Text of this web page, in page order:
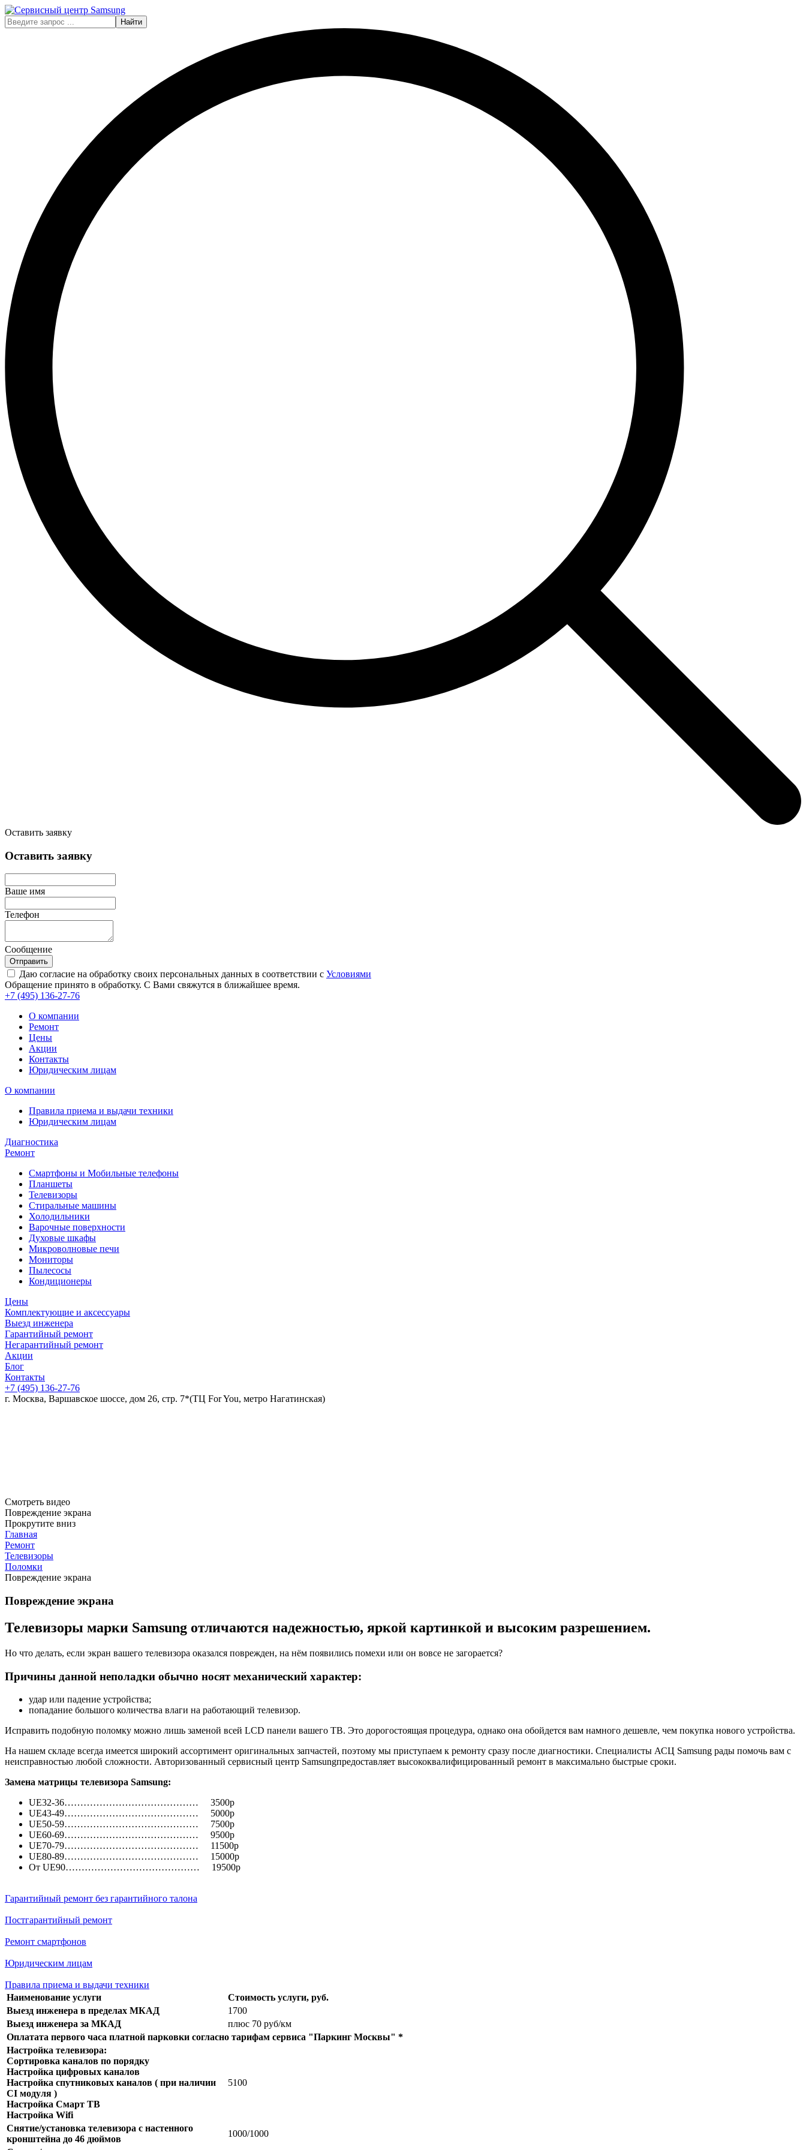
Найти
Оставить заявку
Оставить заявку
Ваше имя
Телефон
Сообщение
Отправить
Даю согласие на обработку своих персональных данных в соответствии с Условиями
Обращение принято в обработку. С Вами свяжутся в ближайшее время.
+7 (495) 136-27-76
О компании
Ремонт
Цены
Акции
Контакты
Юридическим лицам
О компании
Правила приема и выдачи техники
Юридическим лицам
Диагностика
Ремонт
Смартфоны и Мобильные телефоны
Планшеты
Телевизоры
Стиральные машины
Холодильники
Варочные поверхности
Духовые шкафы
Микроволновые печи
Мониторы
Пылесосы
Кондиционеры
Цены
Комплектующие и аксессуары
Выезд инженера
Гарантийный ремонт
Негарантийный ремонт
Акции
Блог
Контакты
+7 (495) 136-27-76
г. Москва, Варшавское шоссе, дом 26, стр. 7*(ТЦ For You, метро Нагатинская)
Смотреть видео
Повреждение экрана
Прокрутите вниз
Главная
Ремонт
Телевизоры
Поломки
Повреждение экрана
Повреждение экрана
Телевизоры марки Samsung отличаются надежностью, яркой картинкой и высоким разрешением.
Но что делать, если экран вашего телевизора оказался поврежден, на нём появились помехи или он вовсе не загорается?
Причины данной неполадки обычно носят механический характер:
удар или падение устройства;
попадание большого количества влаги на работающий телевизор.
Исправить подобную поломку можно лишь заменой всей LCD панели вашего ТВ. Это дорогостоящая процедура, однако она обойдется вам намного дешевле, чем покупка нового устройства.
На нашем складе всегда имеется широкий ассортимент оригинальных запчастей, поэтому мы приступаем к ремонту сразу после диагностики. Специалисты АСЦ Samsung рады помочь вам с
неисправностью любой сложности. Авторизованный сервисный центр Samsungпредоставляет высококвалифицированный ремонт в максимально быстрые сроки.
Замена матрицы телевизора Samsung:
UE32-36……………………………………
3500р
UE43-49……………………………………
5000р
UE50-59……………………………………
7500р
UE60-69……………………………………
9500р
UE70-79……………………………………
11500р
UE80-89……………………………………
15000р
От UE90……………………………………
19500р
Гарантийный ремонт без гарантийного талона
Постгарантийный ремонт
Ремонт смартфонов
Юридическим лицам
Правила приема и выдачи техники
Наименование услуги
Стоимость услуги, руб.
Выезд инженера в пределах МКАД
1700
Выезд инженера за МКАД
плюс 70 руб/км
Оплатата первого часа платной парковки согласно тарифам сервиса "Паркинг Москвы" *
Настройка телевизора:
Сортировка каналов по порядку
Настройка цифровых каналов
Настройка спутниковых каналов ( при наличии
CI модуля )
Настройка Смарт ТВ
Настройка Wifi
5100
Снятие/установка телевизора с настенного
кронштейна до 46 дюймов
1000/1000